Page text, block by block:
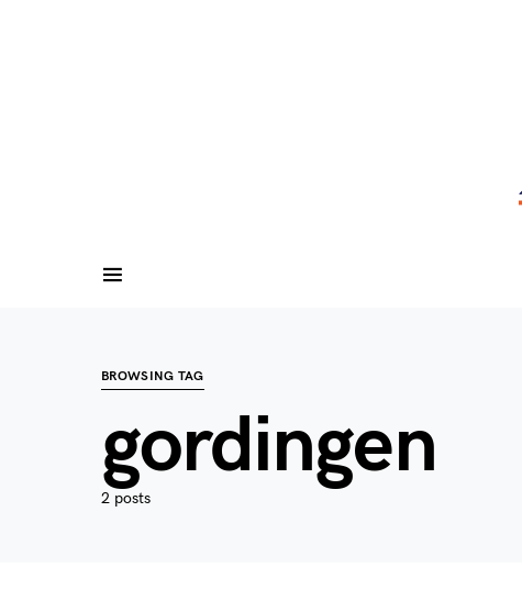
BROWSING TAG
gordingen
2 posts